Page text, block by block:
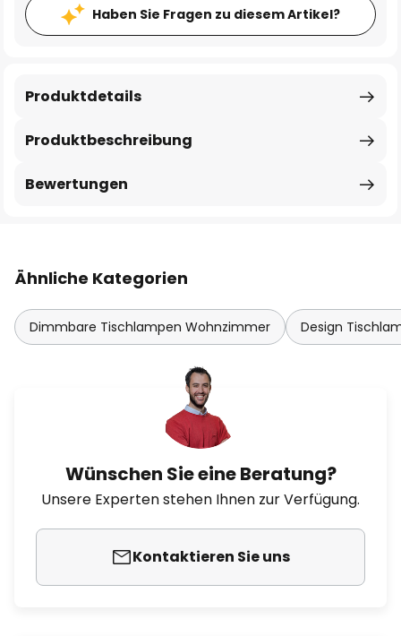
Haben Sie Fragen zu diesem Artikel?
Produktbeschreibung
Produktdetails
Bewertungen
Ähnliche Kategorien
Dimmbare Tischlampen Wohnzimmer Design
Wünschen Sie eine Beratung?
Unsere Experten stehen Ihnen zur Verfügung.
Kontaktieren Sie uns